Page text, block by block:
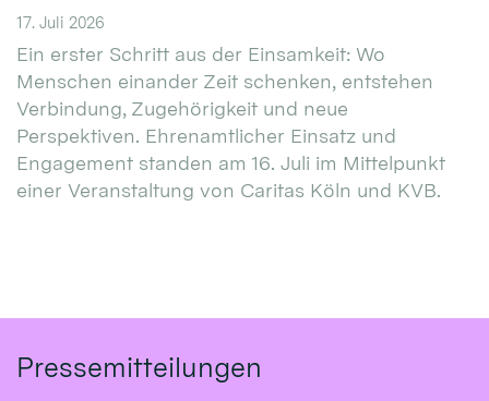
17. Juli 2026
Ein erster Schritt aus der Einsamkeit: Wo
Menschen einander Zeit schenken, entstehen
Verbindung, Zugehörigkeit und neue
Perspektiven. Ehrenamtlicher Einsatz und
Engagement standen am 16. Juli im Mittelpunkt
einer Veranstaltung von Caritas Köln und KVB.
Pressemitteilungen